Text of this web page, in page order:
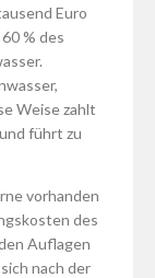
Euro
% des
Weise zahlt
führt zu
vorhanden
des
Auflagen
nach der